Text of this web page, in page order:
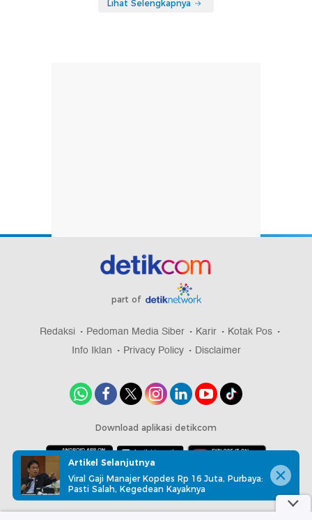
Lihat Selengkapnya
part of
Redaksi Pedoman Media Siber Karir
Kotak Pos
Info Iklan
Privacy Policy Disclaimer
Download aplikasi detikcom
Copyright @ 2026 detikcom, All right reserved
Artikel Selanjutnya
Viral Gaji Manajer Kopdes Rp 16 Juta, Purbaya:
Pasti Salah, Kegedean Kayaknya